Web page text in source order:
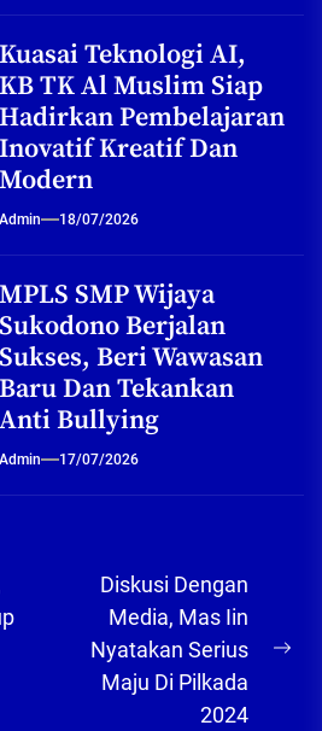
Kuasai Teknologi AI,
KB TK Al Muslim Siap
Hadirkan Pembelajaran
Inovatif Kreatif Dan
Modern
Admin 18/07/2026
MPLS SMP Wijaya
Sukodono Berjalan
Sukses, Beri Wawasan
Baru Dan Tekankan
Anti Bullying
Admin 17/07/2026
Diskusi Dengan
Media, Mas Iin
Nyatakan Serius
Maju Di Pilkada
2024